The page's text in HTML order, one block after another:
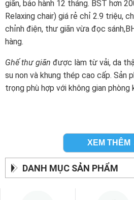
giãn, bảo hành 12 tháng. BST hơn
Relaxing chair) giá rẻ chỉ 2.9 triệu,
chỉnh điện, thư giãn vừa đọc
hàng.
Ghế thư giãn được làm từ vải, da
su non và khung thép cao cấp. Sản
trọng phù hợp với không gian phòng
XEM THÊM
DANH MỤC SẢN PHẨM